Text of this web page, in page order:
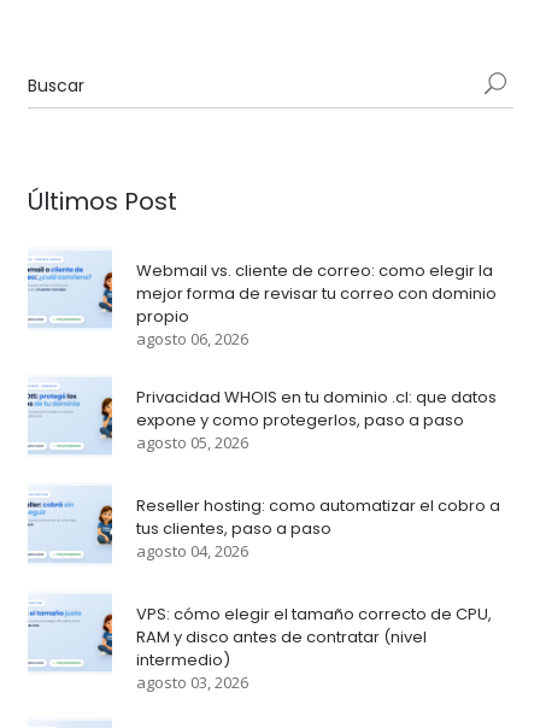
Últimos Post
Webmail vs. cliente de correo: como elegir la
mejor forma de revisar tu correo con dominio
propio
agosto 06, 2026
Privacidad WHOIS en tu dominio .cl: que datos
expone y como protegerlos, paso a paso
agosto 05, 2026
Reseller hosting: como automatizar el cobro a
tus clientes, paso a paso
agosto 04, 2026
VPS: cómo elegir el tamaño correcto de CPU,
RAM y disco antes de contratar (nivel
intermedio)
agosto 03, 2026